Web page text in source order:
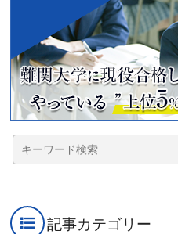
記事カテゴリー